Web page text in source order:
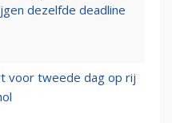
dezelfde deadline
voor tweede dag op rij